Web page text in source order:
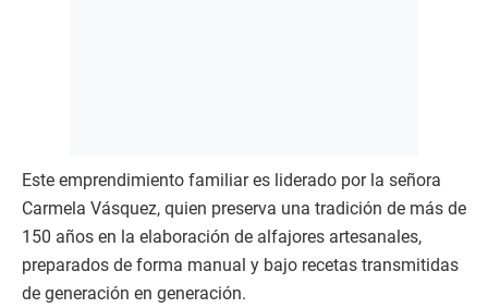
Este emprendimiento familiar es liderado por la señora
Carmela Vásquez, quien preserva una tradición de más de
150 años en la elaboración de alfajores artesanales,
preparados de forma manual y bajo recetas transmitidas
de generación en generación.